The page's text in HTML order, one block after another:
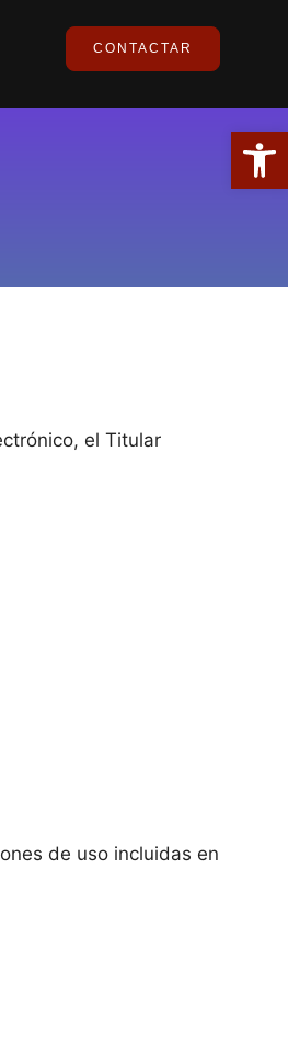
Abrir
CONTACTAR
el Titular
de uso incluidas en